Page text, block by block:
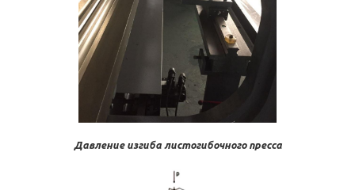
Давление изгиба листогибочного пресса